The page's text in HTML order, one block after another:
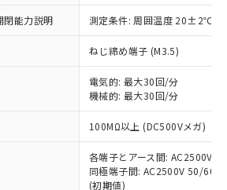
閉能力説明 測定条件: 周囲温度 20±2℃、
ねじ締め端子 (M3.5)
電気的: 最大30回/分
機械的: 最大30回/分
100MΩ以上 (DC500Vメガ)
各端子とアース間: AC2500V
同極端子間: AC2500V 50/
(初期値)
お読みいただき、同意のうえ
。
ビスは、当社制御機器事業取扱
当社在庫状況および標準価格
御機器事業取扱商品の中には、
ビスの対象外となる商品もある
ご了承ください。
：EU RoHS指令（10物質）の
応の商品で、対応品を出す予
。
：EU RoHS指令（10物質）の
状況を調査中または確認中の
イセンス料など無形物で、有
関係のない商品です。
含有品と判明した場合などや
することがあります。
表
均質材料含有率が中国RoHSの
あることを示します。
均質材料含有率が中国RoHSの
ていることを示します。
認です。当社販売部門へお問
、これら貴社製品のうち、外国
よび外国貿易法に定める商品